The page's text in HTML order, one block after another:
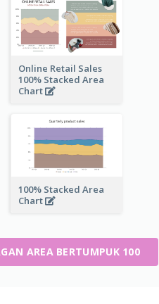
Online Retail Sales
100% Stacked Area
Chart
100% Stacked Area
Chart
AREA BERTUMPUK 100